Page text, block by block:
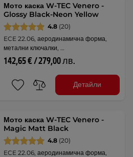
Мото каска W-TEC Venero -
Glossy Black-Neon Yellow
4.8 (20)
ECE 22.06, аеродинамична форма,
метални ключалки, …
142,65 € / 279,00 лв.
Детайли
Мото каска W-TEC Venero -
Magic Matt Black
4.8 (20)
ECE 22.06, аеродинамична форма,